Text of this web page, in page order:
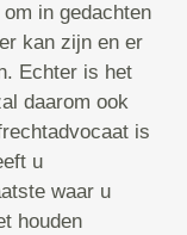
in gedachten
kan zijn en er
Echter is het
daarom ook
is
u
waar u
houden